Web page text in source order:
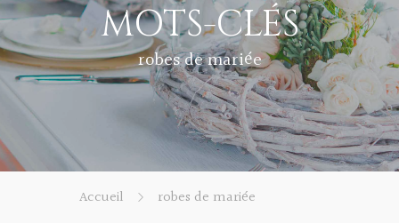
MOTS-CLÉS
robes de mariée
Accueil robes de mariée